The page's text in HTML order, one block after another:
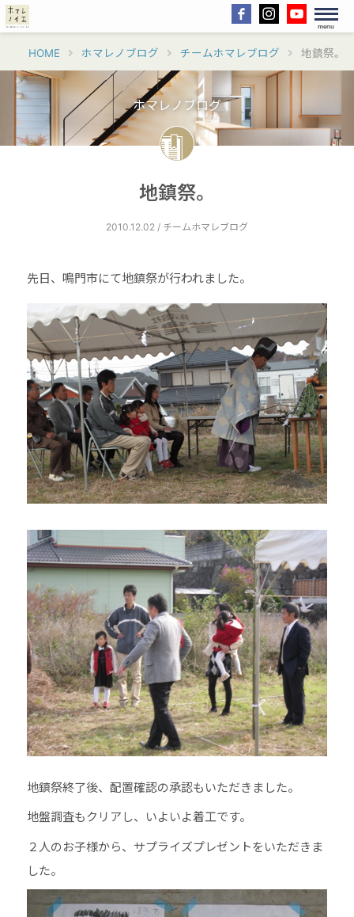
menu
HOME ホマレノブログ チームホマレブログ 地鎮祭。
ホマレノブログ
地鎮祭。
2010.12.02 / チームホマレブログ
先日、鳴門市にて地鎮祭が行われました。
地鎮祭終了後、配置確認の承認もいただきました。
地盤調査もクリアし、いよいよ着工です。
２人のお子様から、サプライズプレゼントをいただきま
した。